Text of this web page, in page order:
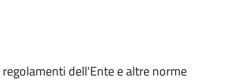
dell'Ente e altre norme